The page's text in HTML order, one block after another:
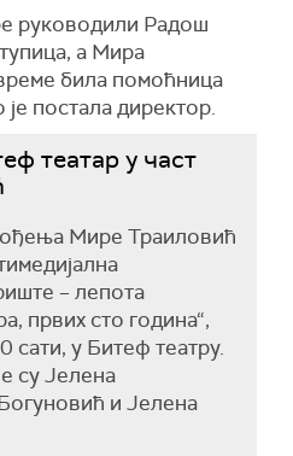
руководили Радош
а Мира
била помоћница
постала директор.
театар у част
Мире Траиловић
– лепота
првих сто година“,
сати, у Битеф театру.
су Јелена
и Јелена